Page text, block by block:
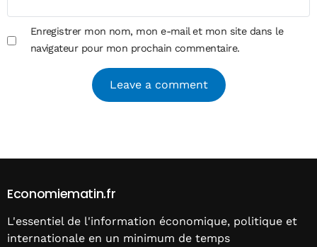
Enregistrer mon nom, mon e-mail et mon site dans le
navigateur pour mon prochain commentaire.
Economiematin.fr
L'essentiel de l'information économique, politique et
internationale en un minimum de temps